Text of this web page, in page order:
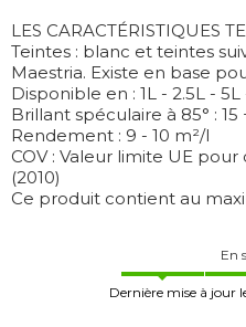
LES CARACTÉRISTIQUES
Teintes : blanc et teintes
Maestria. Existe en base
Disponible en : 1L - 2.5L - 5L
Brillant spéculaire à 85° : 15
Rendement : 9 - 10 m²/l
COV : Valeur limite UE
(2010)
Ce produit contient au
En
Dernière mise à jour